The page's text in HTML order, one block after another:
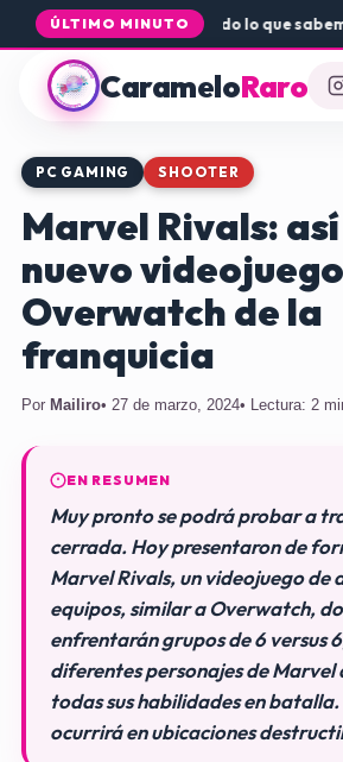
ÚLTIMO MINUTO
Core a PS5 y Xbox: todo lo que
CarameloRaro
PC GAMING SHOOTER
Marvel Rivals: así
nuevo
Overwatch de la
franquicia
Por Mailiro• 27 de marzo, 2024• Lectura: 2
EN RESUMEN
Muy pronto se podrá probar a
cerrada. Hoy presentaron de
Marvel Rivals, un videojuego de
equipos, similar a Overwatch,
enfrentarán grupos de 6 versus
diferentes personajes de Marvel
todas sus habilidades en
ocurrirá en ubicaciones